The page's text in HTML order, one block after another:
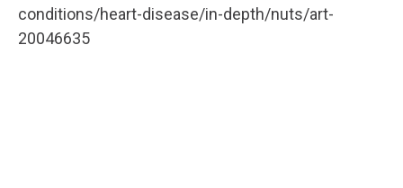
conditions/heart-disease/in-depth/nuts/art-
20046635